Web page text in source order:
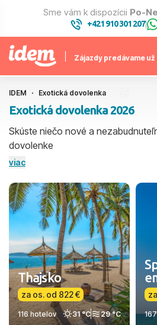
Sme vám k dispozícii Po-
+421 910 301 207|
Zájazdy predávame už
IDEM Exotická dovolenka
Exotická dovolenka 2026
Skúste niečo nové a
dovolenke
plnej exotických pláží, fascinujúcej
viac
Thajsko
za os. od 822 €
116 hotelov 31 °C 29 °C